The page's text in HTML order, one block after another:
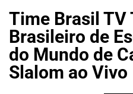
Time Brasil TV
Brasileiro de
do Mundo de
Slalom ao Vivo